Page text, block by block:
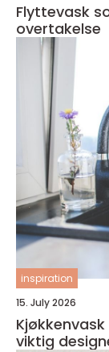
Flyttevask
overtakelse
inspiration
15. July 2026
Kjøkkenvask praktisk arbeidsstasjon og
viktig